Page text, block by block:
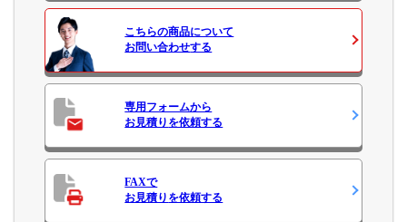
こちらの商品について
お問い合わせする
専用フォームから
お見積り を依頼する
FAXで
お見積り を依頼する